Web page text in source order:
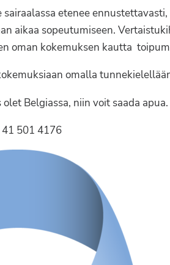
etenee
aikaa sopeutumiseen.
oman kokemuksen kautta
omalla
Belgiassa, niin voit saada apua.
501 4176